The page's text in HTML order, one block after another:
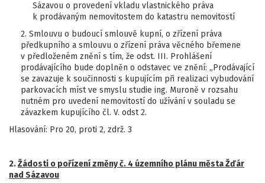
Sázavou o provedení vkladu vlastnického práva
k prodávaným nemovitostem do katastru nemovitostí
2. Smlouvu o budoucí smlouvě kupní, o zřízení práva
předkupního a smlouvu o zřízení práva věcného břemene
v předloženém znění s tím, že odst. III. Prohlášení
prodávajícího bude doplněn o odstavec ve znění: „Prodávající
se zavazuje k součinnosti s kupujícím při realizaci vybudování
parkovacích míst ve smyslu studie ing. Muroně v rozsahu
nutném pro uvedení nemovitostí do užívání v souladu se
závazkem kupujícího čl. V. odst 2.
Hlasování: Pro 20, proti 2, zdrž. 3
2.Žádosti o pořízení změny č. 4 územního plánu města Žďár
nad Sázavou